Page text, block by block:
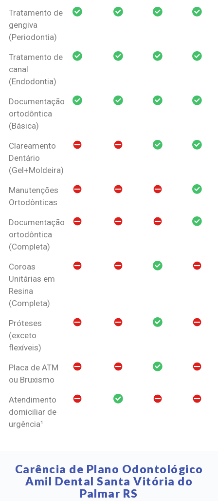
Tratamento de
gengiva
(Periodontia)
Tratamento de
canal
(Endodontia)
Documentação
ortodôntica
(Básica)
Clareamento
Dentário
(Gel+Moldeira)
Manutenções
Ortodônticas
Documentação
ortodôntica
(Completa)
Coroas
Unitárias em
Resina
(Completa)
Próteses
(exceto
flexíveis)
Placa de ATM
ou Bruxismo
Atendimento
domiciliar de
urgência¹
Carência de Plano Odontológico
Amil Dental Santa Vitória do
Palmar RS